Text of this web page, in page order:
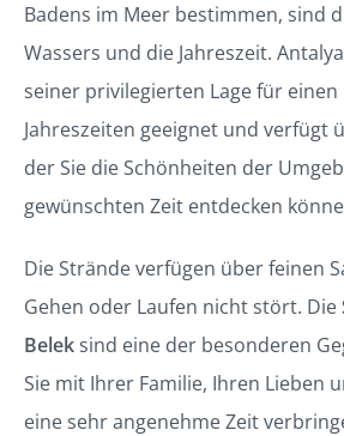
Badens im Meer bestimmen, sind
Wassers und die Jahreszeit.
seiner privilegierten Lage für
Jahreszeiten geeignet und verfügt
der Sie die Schönheiten der
gewünschten Zeit entdecken
Die Strände verfügen über feinen
Gehen oder Laufen nicht stört. Die
Beleksind eine der besonderen
Sie mit Ihrer Familie, Ihren Lieben
eine sehr angenehme Zeit